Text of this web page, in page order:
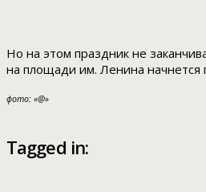
Но на этом праздник не
на площади им. Ленина начнется
фото: «@»
Tagged in: